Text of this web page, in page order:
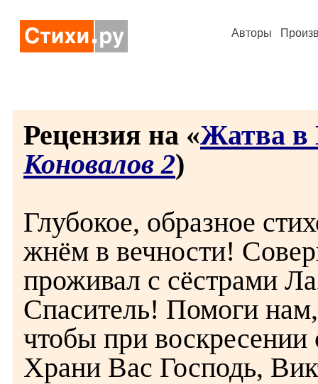
Авторы
Рецензия на «Жатва в
Коновалов 2)
Глубокое, образное
жнём в вечности!
проживал с сёстрами
Спаситель! Помоги
чтобы при воскресении
Храни Вас Господь,